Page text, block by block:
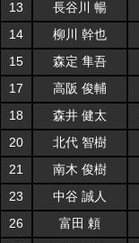
13
長谷川 暢
14
柳川 幹也
15
森定 隼吾
17
高阪 俊輔
18
森井 健太
20
北代 智樹
21
南木 俊樹
23
中谷 誠人
26
富田 頼